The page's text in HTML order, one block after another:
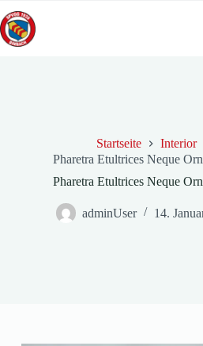
Inhalt
springen
Startseite
Interior
Pharetra Etultrices Neque
Pharetra Etultrices Neque
adminUser 14.